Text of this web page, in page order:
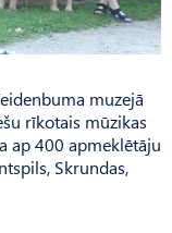
muzejā
rīkotais mūzikas
ap 400 apmeklētāju
Skrundas,